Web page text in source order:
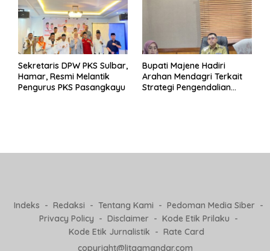
Sekretaris DPW PKS Sulbar,
Hamar, Resmi Melantik
Pengurus PKS Pasangkayu
Bupati Majene Hadiri
Arahan Mendagri Terkait
Strategi Pengendalian
Indeks Redaksi Tentang Kami
Pedoman Media Siber
Privacy Policy
Disclaimer
Kode Etik Prilaku
Kode Etik Jurnalistik
Rate Card
copyright@litaqmandar.com